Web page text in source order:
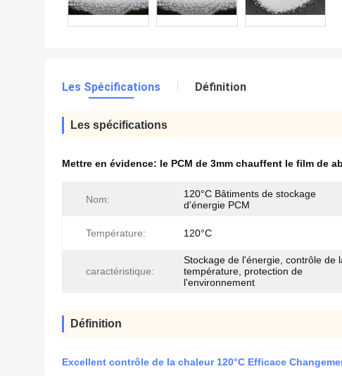
Les Spécifications Définition
Les spécifications
Mettre en évidence: le PCM de 3mm chauffent le film de
Nom:
120°C Bâtiments de stockage
d'énergie PCM
Température: 120°C
caractéristique:
Stockage de l'énergie, contrôle de
température, protection de
l'environnement
Définition
Excellent contrôle de la chaleur 120°C Efficace